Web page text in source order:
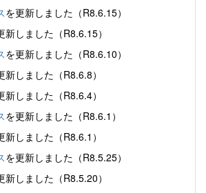
を更新しました（R8.6.15）
新しました（R8.6.15）
を更新しました（R8.6.10）
新しました（R8.6.8）
新しました（R8.6.4）
を更新しました（R8.6.1）
新しました（R8.6.1）
を更新しました（R8.5.25）
新しました（R8.5.20）